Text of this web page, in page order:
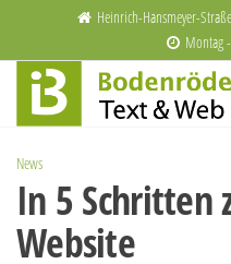
springen
Heinrich-Hansmeyer-
Montag
News
In 5 Schritten
Website